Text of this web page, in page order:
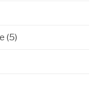
(5)